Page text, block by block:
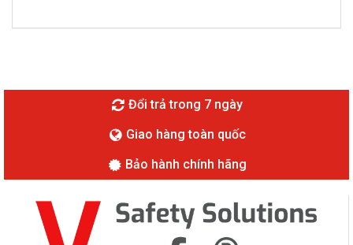
Đổi trả trong 7 ngày
Giao hàng toàn quốc
Bảo hành chính hãng